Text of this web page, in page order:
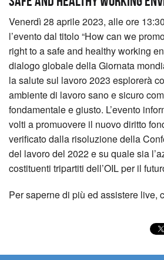
Venerdì 28 aprile 2023, alle ore
l’evento dal titolo “How can we
right to a safe and healthy working
dialogo globale della Giornata
la salute sul lavoro 2023 esplorerà
ambiente di lavoro sano e sicuro
fondamentale e giusto. L’evento
volti a promuovere il nuovo diritto
verificato dalla risoluzione della
del lavoro del 2022 e su quale sia
costituenti tripartiti dell’OIL per il
Per saperne di più ed assistere live,